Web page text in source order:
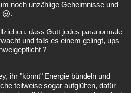
noch unzählige Geheimnisse und
.
dass Gott jedes paranormale
und falls es einem gelingt, ups
?
ihr "könnt" Energie bündeln und
teilweise sogar aufglühen, dafür